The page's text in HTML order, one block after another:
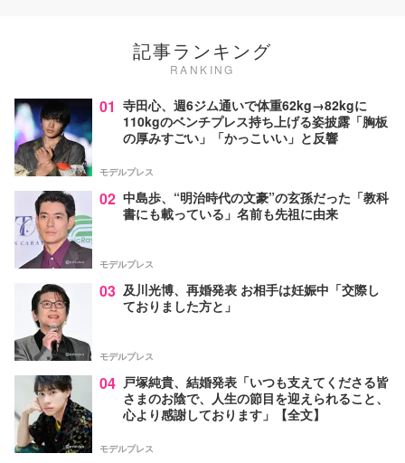
記事ランキング
RANKING
01 寺田心、週6ジム通いで体重62kg→82kgに
110kgのベンチプレス持ち上げる姿披露「胸板
の厚みすごい」「かっこいい」と反響
モデルプレス
02 中島歩、“明治時代の文豪”の玄孫だった「教科
書にも載っている」名前も先祖に由来
モデルプレス
03 及川光博、再婚発表 お相手は妊娠中「交際し
ておりました方と」
モデルプレス
04 戸塚純貴、結婚発表「いつも支えてくださる皆
さまのお陰で、人生の節目を迎えられること、
心より感謝しております」【全文】
モデルプレス